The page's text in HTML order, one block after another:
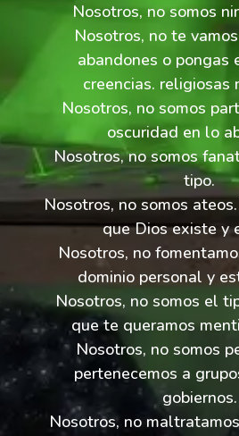
Nosotros, no somos
Nosotros, no te
abandones o pongas
creencias. religiosas
Nosotros, no somos
oscuridad en lo
Nosotros, no somos
tipo.
Nosotros, no somos
que Dios existe y
Nosotros, no
dominio personal y
Nosotros, no somos el
que te queramos
Nosotros, no somos
pertenecemos a
gobiernos.
Nosotros, no